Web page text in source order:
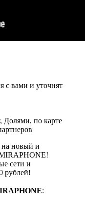
с вами и уточнят
Долями, по карте
на новый и
сети и
рублей!
: